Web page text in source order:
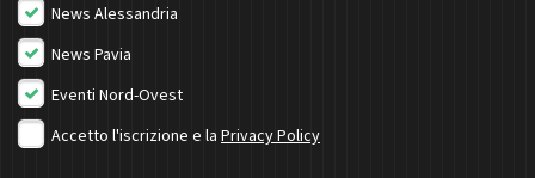
News Alessandria
News Pavia
Eventi Nord-Ovest
Accetto l'iscrizione e la Privacy Policy